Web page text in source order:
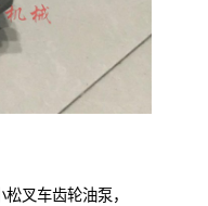
叉车齿轮油泵，